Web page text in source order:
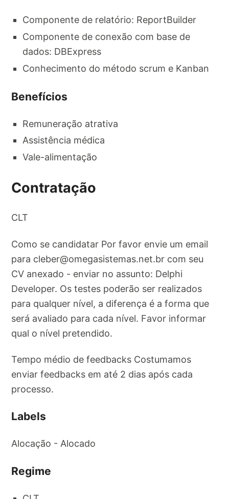
Componente de relatório: ReportBuilder
Componente de conexão com base de
dados: DBExpress
Conhecimento do método scrum e Kanban
Benefícios
Remuneração atrativa
Assistência médica
Vale-alimentação
Contratação
CLT
Como se candidatar Por favor envie um email
para cleber@omegasistemas.net.br com seu
CV anexado - enviar no assunto: Delphi
Developer. Os testes poderão ser realizados
para qualquer nível, a diferença é a forma que
será avaliado para cada nível. Favor informar
qual o nível pretendido.
Tempo médio de feedbacks Costumamos
enviar feedbacks em até 2 dias após cada
processo.
Labels
Alocação - Alocado
Regime